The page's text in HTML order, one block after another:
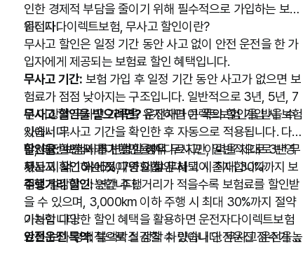
인한 경제적 부담을 줄이기 위해 필수적으로 가입하는 보험
입니다.
운전자다이렉트보험, 무사고 할인이란?
무사고 할인은 일정 기간 동안 사고 없이 안전 운전을 한 가
입자에게 제공되는 보험료 할인 혜택입니다.
무사고 기간: 보험 가입 후 일정 기간 동안 사고가 없으면 보
험료가 점점 낮아지는 구조입니다. 일반적으로 3년, 5년, 7
년 이상의 무사고 기록을 유지하면 큰 폭의 할인을 받을 수
있습니다.
할인율:보험사마다 할인율이 다르지만, 일반적으로 3년 무
사고 시 약 10~15%, 7년 이상 무사고 시 최대 30%까지 보
험료 절감이 가능합니다.
무사고 할인을 받으려면?운전자다이렉트보험 가입 시 보험
사에서 무사고 기간을 확인한 후 자동으로 적용됩니다. 다
만, 이전 보험사를 변경할 경우 무사고 이력을 제대로 반영
했는지 확인하는 것이 중요합니다.
무사고 할인 외 추가 할인 혜택
무사고 할인 외에도 다양한 할인 혜택이 존재합니다.
주행거리 할인:연간 주행거리가 적을수록 보험료를 할인받
을 수 있으며, 3,000km 이하 주행 시 최대 30%까지 절약
가능합니다.
안전운전 특약:블랙박스 장착 차량이나 안전운전 점수가 높
이처럼 다양한 할인 혜택을 활용하면 운전자다이렉트보험
료를 보다 경제적으로 절감할 수 있습니다. 무사고 운전을